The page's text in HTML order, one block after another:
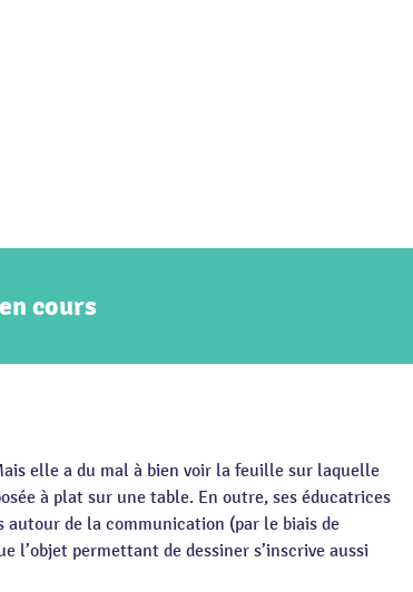
cours
elle a du mal à bien voir la feuille sur laquelle
à plat sur une table. En outre, ses éducatrices
autour de la communication (par le biais de
l’objet permettant de dessiner s’inscrive aussi